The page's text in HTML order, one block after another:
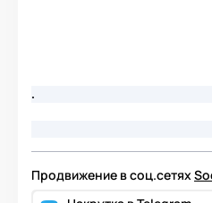
.
Продвижение в соц.сетях